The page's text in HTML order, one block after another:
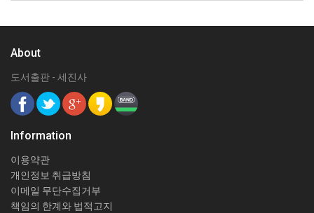
About
도서출판 - 세진사
Information
이용약관
개인정보 취급방침
이메일 무단수집거부
책임의 한계와 법적고지